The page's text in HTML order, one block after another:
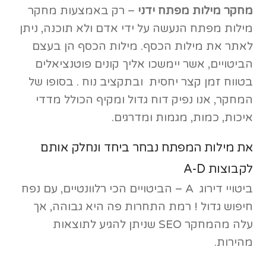
מחקר מילות מפתח ידני – רק באמצעות מחקר
מילות מפתח הנעשה על ידי אדם ולא תוכנה, ניתן
לאתר את מילות הכסף. מילות הכסף הן בעצם
הביטויים, אשר יימשכו אליך קונים פוטנציאלים
בטווח זמן קצר יחסית ובתקציב נוח . בסופו של
המחקר, אנו נפיק דוח גדול ומקיף הכולל מדדי
איכות, כמות, מגמות ומדרגים.
את מילות המפתח נבחר ביחד ונחלק אותם
לקבוצות A-D
ביטויי דירוג A – הביטויים הכי רלוונטיים, עם נפח
חיפוש גדול ! רמת התחרות פה היא גבוהה, אך
עלה מהמחקר SEO שניתן להגיע לתוצאות
מהירות.